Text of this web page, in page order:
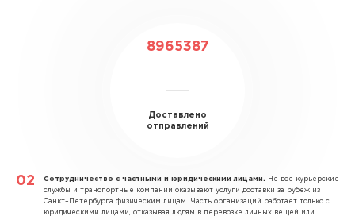
8965387
Доставлено
отправлений
Сотрудничество с частными и юридическими лицами.
Не все курьерские
службы и транспортные компании оказывают услуги доставки за рубеж из
Санкт–Петербурга физическим лицам. Часть организаций работает только с
юридическими лицами, отказывая людям в перевозке личных вещей или